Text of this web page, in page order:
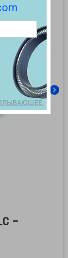
chevron_right
–